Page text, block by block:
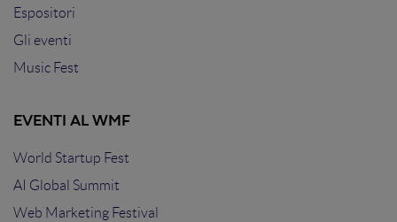
Espositori
Gli eventi
Music Fest
EVENTI AL WMF
World Startup Fest
AI Global Summit
Web Marketing Festival